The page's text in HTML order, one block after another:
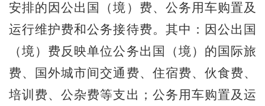
安排的因公出国（境）费、公务用车购置及
运行维护费和公务接待费。 其中：因公出国
（境）费反映单位公务出国（境）的国际旅
费、国外城市间交通费、住宿费、伙食费、
培训费、公杂费等支出；公务用车购置及运